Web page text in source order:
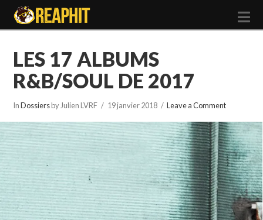
LES 17 ALBUMS
R&B/SOUL DE 2017
InDossiersby Julien LVRF 19 janvier 2018 Leave a Comment